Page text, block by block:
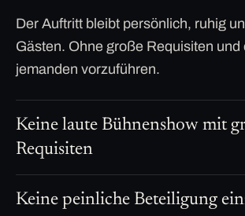
Der Auftritt bleibt persönlich, ruhig
Gästen. Ohne große Requisiten und
jemanden vorzuführen.
Keine laute Bühnenshow mit
Requisiten
Keine peinliche Beteiligung